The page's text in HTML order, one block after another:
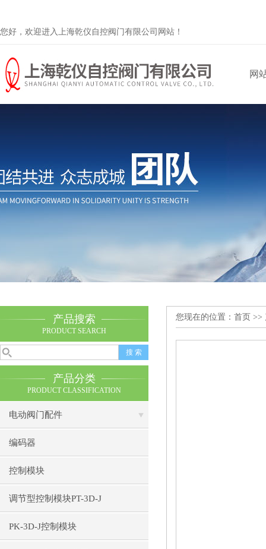
您好，欢迎进入上海乾仪自控阀门有限公司网站！
网
产品搜索
PRODUCT SEARCH
产品分类
PRODUCT CLASSIFICATION
电动阀门配件
编码器
控制模块
调节型控制模块PT-3D-J
PK-3D-J控制模块
您现在的位置： 首页 >>